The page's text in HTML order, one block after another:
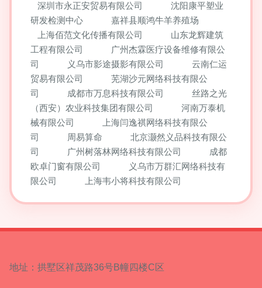
深圳市永正安贸易有限公司
沈阳康平塑业
研发检测中心
嘉祥县顺鸿牛羊养殖场
上海佰范文化传播有限公司
山东龙辉建筑
工程有限公司
广州杰霖医疗设备维修有限公
司
义乌市影途摄影有限公司
云南仁运
贸易有限公司
芜湖沙元网络科技有限公
司
成都市万息科技有限公司
丝路之光
（西安）农业科技集团有限公司
河南万泰机
械有限公司
上海闫逸祺网络科技有限公
司
周易算命
北京灏然义品科技有限公
司
广州树落林网络科技有限公司
成都
欧卓门窗有限公司
义乌市万群汇网络科技有
限公司
上海韦小将科技有限公司
地址：拱墅区祥茂路36号B幢四楼C区